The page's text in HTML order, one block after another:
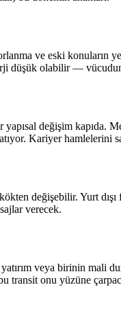
ve eski konuların
düşük olabilir —
yapısal değişim kapıda.
Kariyer hamlelerini
değişebilir. Yurt
verecek.
veya birinin mali
transit onu yüzüne